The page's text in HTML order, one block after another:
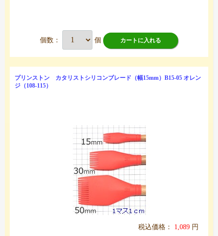
個数： 個 カートに入れる
プリンストン カタリストシリコンブレード（幅15mm）B15-05 オレン
ジ（108-115）
税込価格： 1,089 円